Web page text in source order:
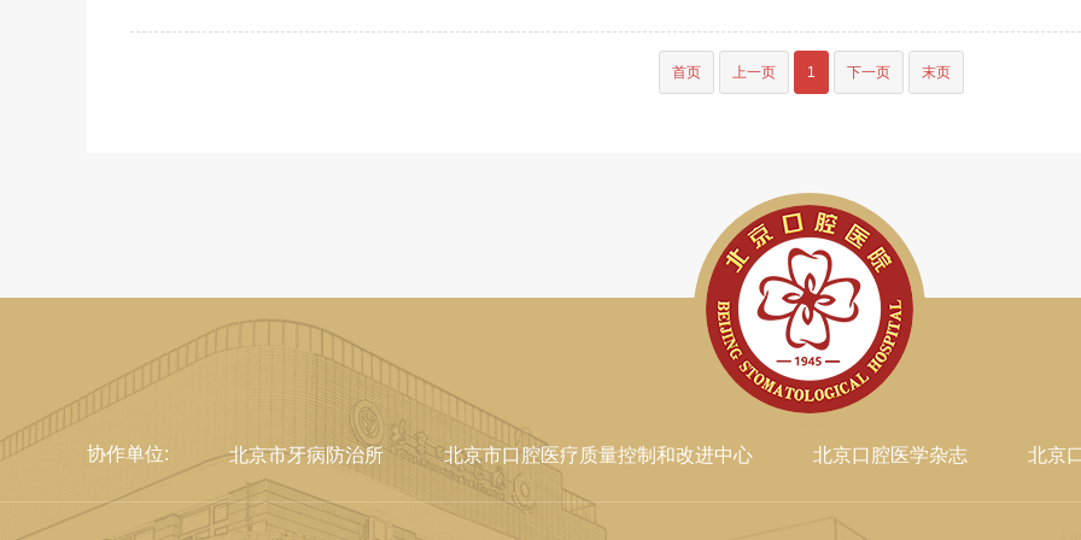
首页 上一页 1 下一页 末页
协作单位: 北京市牙病防治所 北京市口腔医疗质量控制和改进中心 北京口腔医学杂志 北京